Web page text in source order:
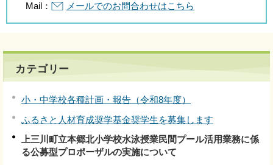
Mail：
メールでのお問合わせはこちら
カテゴリー
小・中学校各種計画・報告（令和8年度）
ふるさと人材育成奨学基金奨学生を募集します
上三川町立本郷北小学校水泳授業民間プール活用業務に係
る公募型プロポーザルの実施について